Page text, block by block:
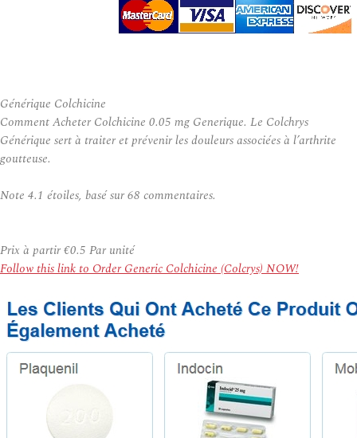
Générique Colchicine
Comment Acheter Colchicine 0.05 mg Generique. Le Colchrys
Générique sert à traiter et prévenir les douleurs associées à l’arthrite
goutteuse.
Note 4.1 étoiles, basé sur68 commentaires.
Prix à partir€0.5 Par unité
Follow this link to Order Generic Colchicine (Colcrys) NOW!